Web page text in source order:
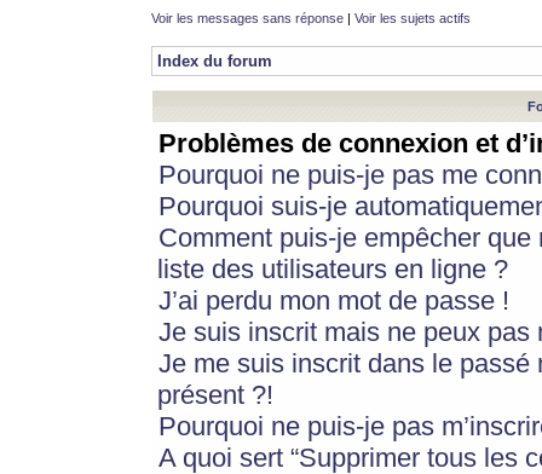
Voir les messages sans réponse | Voir les sujets actifs
Index du forum
Problèmes de connexion et
Pourquoi ne puis-je pas me
Pourquoi suis-je
Comment puis-je empêcher
liste des utilisateurs en ligne ?
J’ai perdu mon mot de passe !
Je suis inscrit mais ne peux pas
Je me suis inscrit dans le
présent ?!
Pourquoi ne puis-je pas
A quoi sert “Supprimer tous les